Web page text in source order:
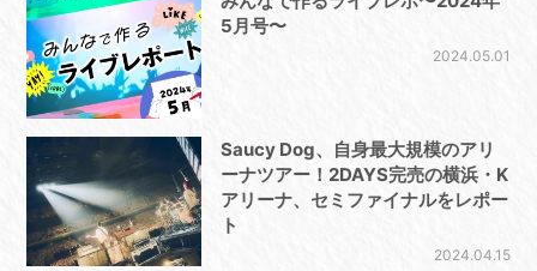
5月号〜
2024.05.01
Saucy Dog、自身最大規模のアリ
ーナツアー！2DAYS完売の横浜・K
アリーナ、セミファイナルをレポー
ト
2024.04.15